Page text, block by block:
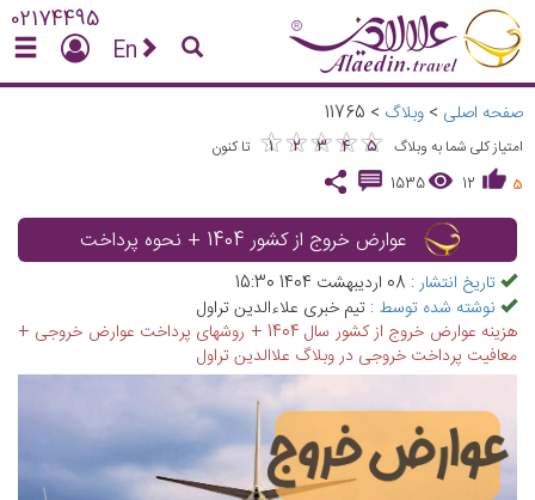
02174495
En
صفحه اصلی > وبلاگ >
11765
امتیاز کلی شما به وبلاگ ★
1 ★
2 ★
3 ★
4 ★
5
★★★★★
تا کنون
5
12
1535
عوارض خروج از کشور 1404 + نحوه پرداخت
تاریخ انتشار : 08 اردیبهشت 1404 15:30
نوشته شده توسط : تیم خبری علاءالدین تراول
هزینه عوارض خروج از کشور سال 1404 + روشهای پرداخت عوارض خروجی +
معافیت پرداخت خروجی در وبلاگ علاالدین تراول